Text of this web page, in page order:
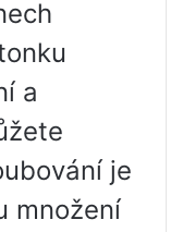
a
je
množení